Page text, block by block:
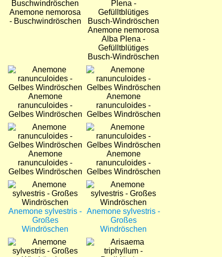
Anemone nemorosa
- Buschwindröschen
Anemone nemorosa
Alba Plena -
Gefülltblütiges
Busch-Windröschen
Bild
Anemone
ranunculoides -
Gelbes Windröschen
Bild
Anemone
ranunculoides -
Gelbes Windröschen
Bild
Anemone
ranunculoides -
Gelbes Windröschen
Bild
Anemone
ranunculoides -
Gelbes Windröschen
Bild
Anemone sylvestris -
Großes
Windröschen
Bild
Anemone sylvestris -
Großes
Windröschen
Bild
Bild